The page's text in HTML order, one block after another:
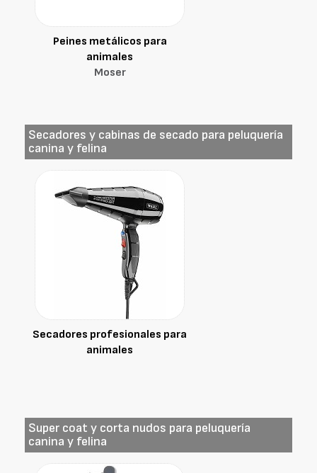
Peines metálicos para
animales
Moser
Secadores y cabinas de secado para peluquería
canina y felina
Secadores profesionales para
animales
Super coat y corta nudos para peluquería
canina y felina